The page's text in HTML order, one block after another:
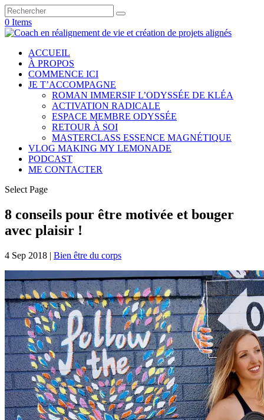
0 Items
ACCUEIL
À PROPOS
COMMENCE ICI
JE T’ACCOMPAGNE
ROMAN IMMERSIF L’ODYSSÉE DE KLÉA
ACTIVATION RADICALE
ESPACE MEMBRE ODYSSÉE
RETOUR À SOI
MASTERCLASS ESSENCE MAGNÉTIQUE
VLOG MAKING MY LEMONADE
PODCAST
ME CONTACTER
Select Page
8 conseils pour être motivée et bouger
avec plaisir !
4 Sep 2018 | Bien être du corps